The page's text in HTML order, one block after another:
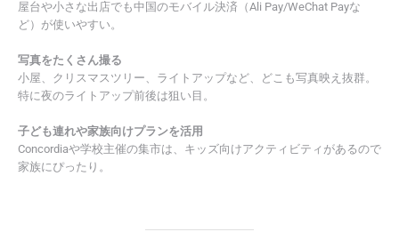
屋台や小さな出店でも中国のモバイル決済（Ali Pay/WeChat Payな
ど）が使いやすい。
写真をたくさん撮る
小屋、クリスマスツリー、ライトアップなど、どこも写真映え抜群。
特に夜のライトアップ前後は狙い目。
子ども連れや家族向けプランを活用
Concordiaや学校主催の集市は、キッズ向けアクティビティがあるので
家族にぴったり。